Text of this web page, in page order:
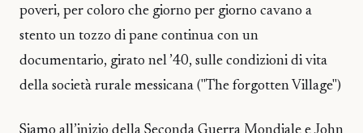
poveri, per coloro che giorno per giorno cavano a
stento un tozzo di pane continua con un
documentario, girato nel ’40, sulle condizioni di vita
della società rurale messicana ("The forgotten Village")